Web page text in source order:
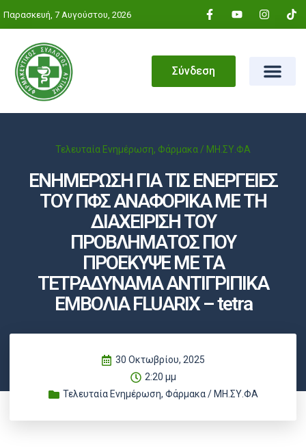
Παρασκευή, 7 Αυγούστου, 2026
Σύνδεση
Τελευταία Ενημέρωση, Φάρμακα / ΜΗ.ΣΥ.ΦΑ
ΕΝΗΜΕΡΩΣΗ ΓΙΑ ΤΙΣ ΕΝΕΡΓΕΙΕΣ
ΤΟΥ ΠΦΣ ΑΝΑΦΟΡΙΚΑ ΜΕ ΤΗ
ΔΙΑΧΕΙΡΙΣΗ ΤΟΥ
ΠΡΟΒΛΗΜΑΤΟΣ ΠΟΥ
ΠΡΟΕΚΥΨΕ ΜΕ ΤΑ
ΤΕΤΡΑΔΥΝΑΜΑ ΑΝΤΙΓΡΙΠΙΚΑ
ΕΜΒΟΛΙΑ FLUARIX – tetra
30 Οκτωβρίου, 2025
2:20 μμ
Τελευταία Ενημέρωση, Φάρμακα / ΜΗ.ΣΥ.ΦΑ